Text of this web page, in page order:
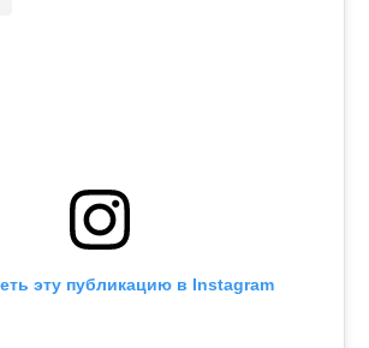
эту публикацию в Instagram